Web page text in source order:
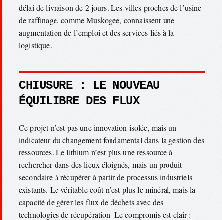
délai de livraison de 2 jours. Les villes proches de l’usine
de raffinage, comme Muskogee, connaissent une
augmentation de l’emploi et des services liés à la
logistique.
CHIUSURE : LE NOUVEAU
ÉQUILIBRE DES FLUX
Ce projet n’est pas une innovation isolée, mais un
indicateur du changement fondamental dans la gestion des
ressources. Le lithium n’est plus une ressource à
rechercher dans des lieux éloignés, mais un produit
secondaire à récupérer à partir de processus industriels
existants. Le véritable coût n’est plus le minéral, mais la
capacité de gérer les flux de déchets avec des
technologies de récupération. Le compromis est clair :